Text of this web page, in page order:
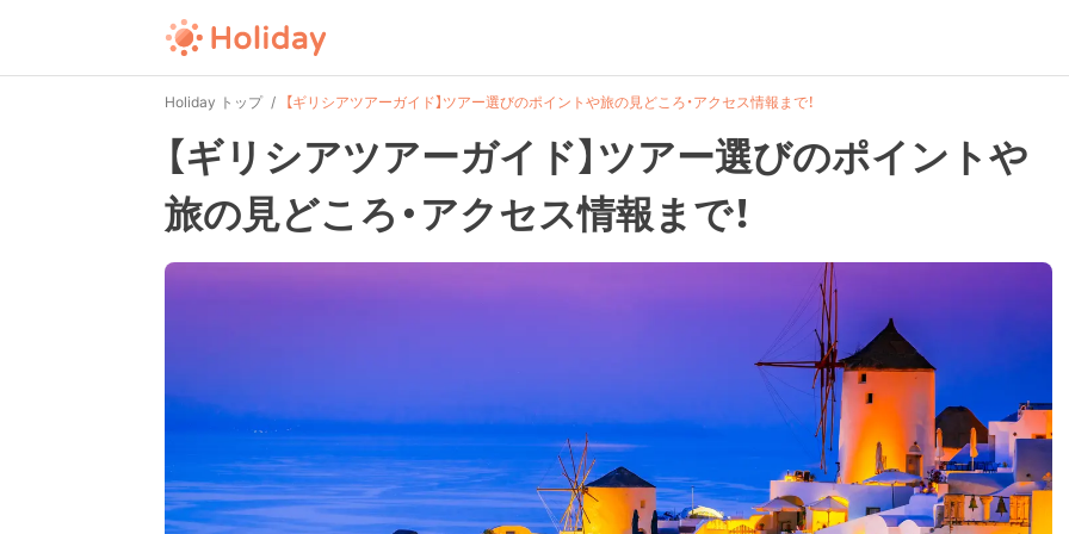
Holiday トップ 【ギリシアツアーガイド】ツアー選びのポイントや旅の見どころ・アクセス情報まで！
【ギリシアツアーガイド】ツアー選びのポイントや
旅の見どころ・アクセス情報まで！